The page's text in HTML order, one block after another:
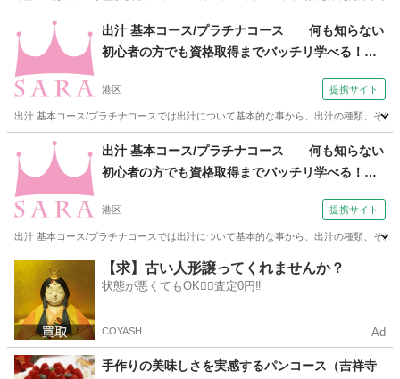
その他
出汁 基本コース/プラチナコース 何も知らない
初心者の方でも資格取得までバッチリ学べる！！
港区 提携サイト
出汁 基本コース/プラチナコースでは出汁について基本的な事から、出汁の種類、そ
その他
出汁 基本コース/プラチナコース 何も知らない
初心者の方でも資格取得までバッチリ学べる！！
港区 提携サイト
出汁 基本コース/プラチナコースでは出汁について基本的な事から、出汁の種類、そ
その他
【求】古い人形譲ってくれませんか？
状態が悪くてもOK🙆‍♀️査定0円‼️
COYASH Ad
手作りの美味しさを実感するパンコース（吉祥寺